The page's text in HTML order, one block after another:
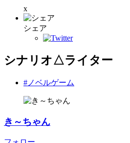
x
シェア
シナリオ△ライター
#ノベルゲーム
き～ちゃん